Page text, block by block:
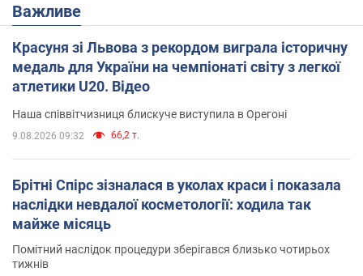
Важливе
Красуня зі Львова з рекордом виграла історичну
медаль для України на чемпіонаті світу з легкої
атлетики U20. Відео
Наша співвітчизниця блискуче виступила в Орегоні
9.08.2026 09:32 66,2 т.
Брітні Спірс зізналася в уколах краси і показала
наслідки невдалої косметології: ходила так
майже місяць
Помітний наслідок процедури зберігався близько чотирьох
тижнів